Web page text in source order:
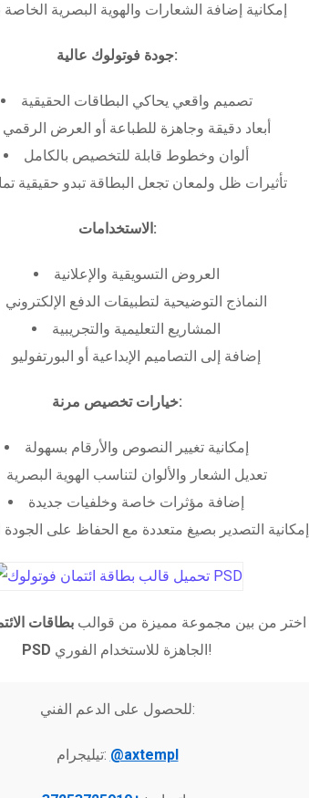
إمكانية إضافة الشعارات والهوية البصرية الخاصة
جودة فوتولوك عالية:
تصميم واقعي يحاكي البطاقات الحقيقية
أبعاد دقيقة وجاهزة للطباعة أو العرض الرقمي
ألوان وخطوط قابلة للتخصيص بالكامل
تأثيرات ظل ولمعان تجعل البطاقة تبدو حقيقية
الاستخدامات:
العروض التسويقية والإعلانية
النماذج التوضيحية لتطبيقات الدفع الإلكتروني
المشاريع التعليمية والتجريبية
إضافة إلى التصاميم الإبداعية أو البورتفوليو
خيارات تخصيص مرنة:
إمكانية تغيير النصوص والأرقام بسهولة
تعديل الشعار والألوان لتناسب الهوية البصرية
إضافة مؤثرات خاصة وخلفيات جديدة
إمكانية التصدير بصيغ متعددة مع الحفاظ على الجودة
اختر من بين مجموعة مميزة من قوالب بطاقات
PSD
الجاهزة للاستخدام الفوري!
للحصول على الدعم الفني:
تيليجرام: @axtempl